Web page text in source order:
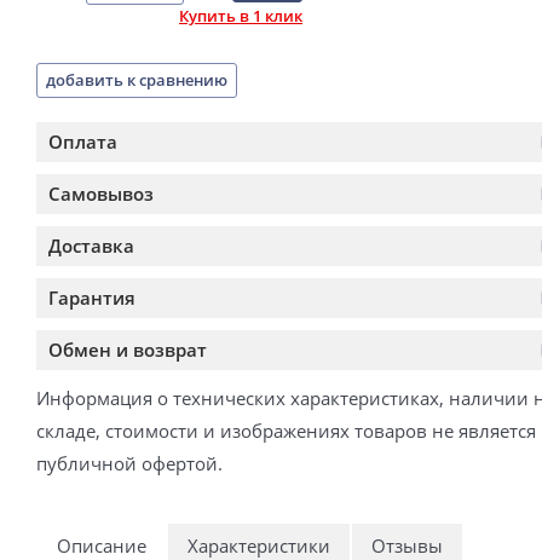
Купить в 1 клик
добавить к сравнению
Оплата
Самовывоз
Доставка
Гарантия
Обмен и возврат
Информация о технических характеристиках, наличии
складе, стоимости и изображениях товаров не является
публичной офертой.
Описание Характеристики Отзывы